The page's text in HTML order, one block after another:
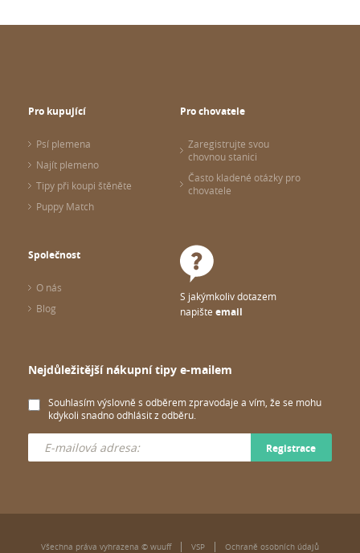
Pro kupující
Psí plemena
Najít plemeno
Tipy při koupi štěněte
Puppy Match
Pro chovatele
Zaregistrujte svou
chovnou stanici
Často kladené otázky pro
chovatele
Společnost
O nás
Blog
S jakýmkoliv dotazem
napište email
Nejdůležitější nákupní tipy e-mailem
Souhlasím výslovně s odběrem zpravodaje a vím, že se mohu
kdykoli snadno odhlásit z odběru.
Registrace
Všechna práva vyhrazena © wuuff VSP Ochraně osobních údajů